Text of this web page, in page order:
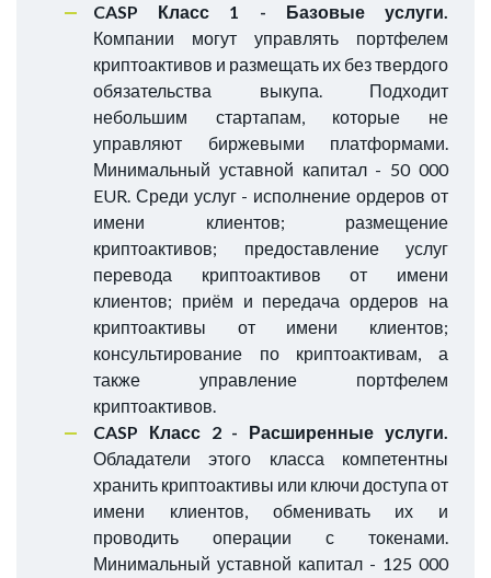
CASP Класс 1 - Базовые услуги.
Компании могут управлять портфелем
криптоактивов и размещать их без твердого
обязательства выкупа. Подходит
небольшим стартапам, которые не
управляют биржевыми платформами.
Минимальный уставной капитал - 50 000
EUR. Среди услуг - исполнение ордеров от
имени клиентов; размещение
криптоактивов; предоставление услуг
перевода криптоактивов от имени
клиентов; приём и передача ордеров на
криптоактивы от имени клиентов;
консультирование по криптоактивам, а
также управление портфелем
криптоактивов.
CASP Класс 2 - Расширенные услуги.
Обладатели этого класса компетентны
хранить криптоактивы или ключи доступа от
имени клиентов, обменивать их и
проводить операции с токенами.
Минимальный уставной капитал - 125 000